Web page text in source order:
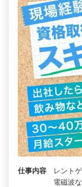
仕事内容
レント
電磁波